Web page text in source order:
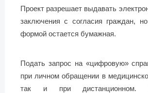
Проект разрешает выдавать
заключения с согласия граждан,
формой остается бумажная.
Подать запрос на «цифровую»
при личном обращении в
так и при дистанционном.